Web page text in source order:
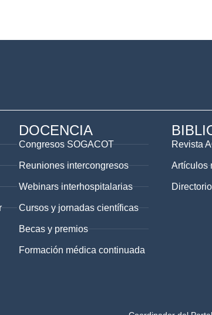
DOCENCIA
Congresos SOGACOT
Reuniones intercongresos
Webinars interhospitalarias
Cursos y jornadas científicas
Becas y premios
Formación médica continuada
Revista
Artículos